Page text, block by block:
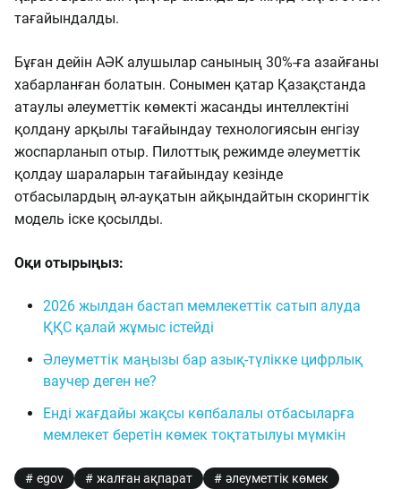
тағайындалды.
Бұған дейін АӘК алушылар санының 30%-ға азайғаны
хабарланған болатын. Сонымен қатар Қазақстанда
атаулы әлеуметтік көмекті жасанды интеллектіні
қолдану арқылы тағайындау технологиясын енгізу
жоспарланып отыр. Пилоттық режимде әлеуметтік
қолдау шараларын тағайындау кезінде
отбасылардың әл-ауқатын айқындайтын скорингтік
модель іске қосылды.
Оқи отырыңыз:
2026 жылдан бастап мемлекеттік сатып алуда
ҚҚС қалай жұмыс істейді
Әлеуметтік маңызы бар азық-түлікке цифрлық
ваучер деген не?
Енді жағдайы жақсы көпбалалы отбасыларға
мемлекет беретін көмек тоқтатылуы мүмкін
egov жалған ақпарат әлеуметтік көмек